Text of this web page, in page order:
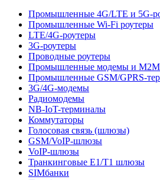
Промышленные 4G/LTE и 5G-
Промышленные Wi-Fi роутеры
LTE/4G-роутеры
3G-роутеры
Проводные роутеры
Промышленные модемы и
Промышленные GSM/GPRS-
3G/4G-модемы
Радиомодемы
NB-IoT-терминалы
Коммутаторы
Голосовая связь (шлюзы)
GSM/VoIP-шлюзы
VoIP-шлюзы
Транкинговые E1/T1 шлюзы
SIMбанки